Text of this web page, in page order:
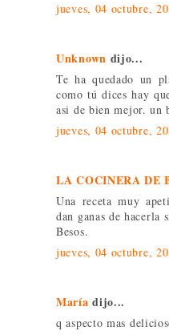
jueves, 04 octubre,
Unknown dijo...
Te ha quedado un
como tú dices hay
asi de bien mejor. un
jueves, 04 octubre,
LA COCINERA DE
Una receta muy
dan ganas de hacerla
Besos.
jueves, 04 octubre,
Maríadijo...
q aspecto mas